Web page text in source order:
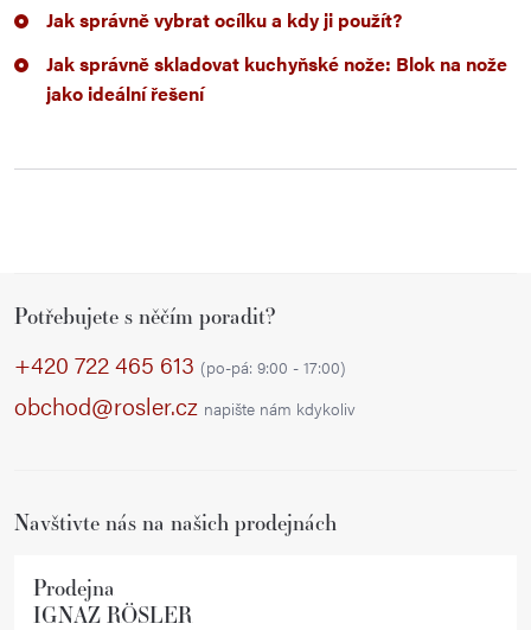
Jak správně vybrat ocílku a kdy ji použít?
Jak správně skladovat kuchyňské nože: Blok na nože
jako ideální řešení
Potřebujete s něčím poradit?
+420 722 465 613 (po-pá: 9:00 - 17:00)
obchod@rosler.cz napište nám kdykoliv
Navštivte nás na našich prodejnách
Prodejna
IGNAZ RÖSLER